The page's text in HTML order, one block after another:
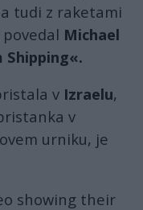
tudi z raketami
Michael
Shipping«.
v Izraelu,
v
urniku, je
showing their